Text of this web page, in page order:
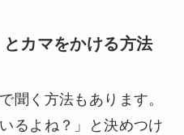
カマをかける方法
聞く方法もあります。
るよね？」と決めつけ